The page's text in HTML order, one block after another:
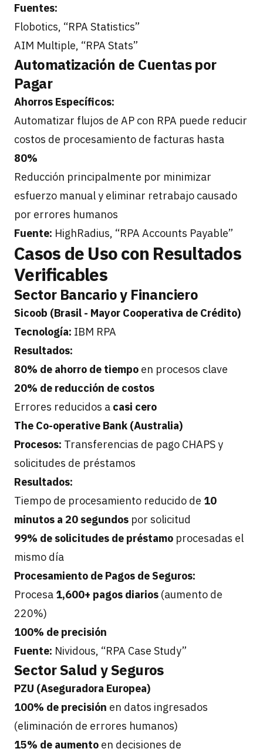
Fuentes:
Flobotics, “RPA Statistics”
AIM Multiple, “RPA Stats”
Automatización de Cuentas por
Pagar
Ahorros Específicos:
Automatizar flujos de AP con RPA puede reducir
costos de procesamiento de facturas hasta
80%
Reducción principalmente por minimizar
esfuerzo manual y eliminar retrabajo causado
por errores humanos
Fuente: HighRadius, “RPA Accounts Payable”
Casos de Uso con Resultados
Verificables
Sector Bancario y Financiero
Sicoob (Brasil - Mayor Cooperativa de Crédito)
Tecnología: IBM RPA
Resultados:
80% de ahorro de tiempo en procesos clave
20% de reducción de costos
Errores reducidos a casi cero
The Co-operative Bank (Australia)
Procesos: Transferencias de pago CHAPS y
solicitudes de préstamos
Resultados:
Tiempo de procesamiento reducido de 10
minutos a 20 segundos por solicitud
99% de solicitudes de préstamo procesadas el
mismo día
Procesamiento de Pagos de Seguros:
Procesa 1,600+ pagos diarios (aumento de
220%)
100% de precisión
Fuente: Nividous, “RPA Case Study”
Sector Salud y Seguros
PZU (Aseguradora Europea)
100% de precisión en datos ingresados
(eliminación de errores humanos)
15% de aumento en decisiones de